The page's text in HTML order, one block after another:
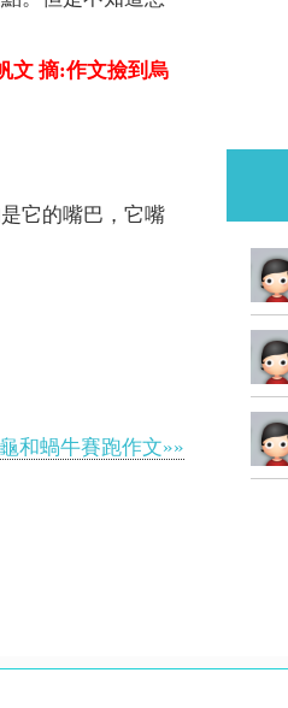
文 摘:作文撿到烏
它的嘴巴，它嘴
和蝸牛賽跑作文»»